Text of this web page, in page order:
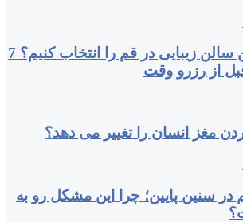
چگونه بهترین سالن زیبایی در قم را انتخاب کنیم؟ 7
از رزرو وقت
مغز انسان را تغییر می‌ دهد؟
سنین پایین؛ چرا این مشکل رو به